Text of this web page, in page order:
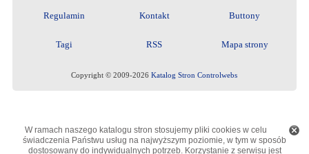
Regulamin Kontakt Buttony
Tagi RSS Mapa strony
Copyright © 2009-2026Katalog Stron Controlwebs
W ramach naszego katalogu stron stosujemy pliki cookies w celu
świadczenia Państwu usług na najwyższym poziomie, w tym w sposób
dostosowany do indywidualnych potrzeb. Korzystanie z serwisu jest